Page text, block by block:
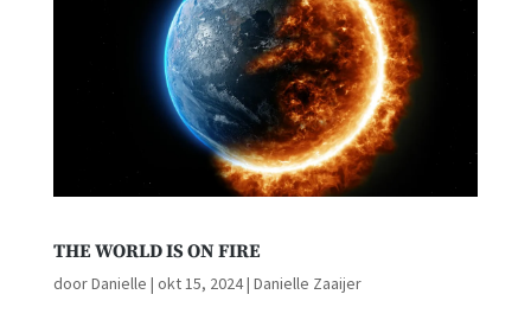
THE WORLD IS ON FIRE
doorDanielle | okt 15, 2024| Danielle Zaaijer